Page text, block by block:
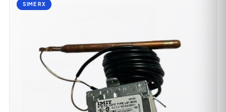
SIME RX